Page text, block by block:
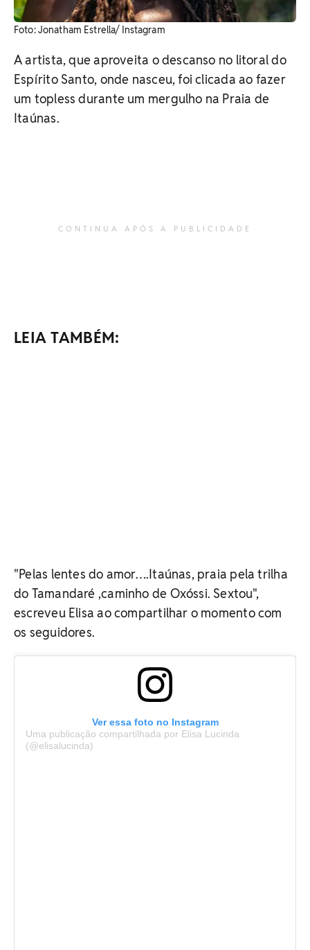
Foto: Jonatham Estrella/ Instagram
A artista, que aproveita o descanso no litoral do
Espírito Santo, onde nasceu, foi clicada ao fazer
um topless durante um mergulho na Praia de
Itaúnas.
CONTINUA APÓS A PUBLICIDADE
LEIA TAMBÉM:
"Pelas lentes do amor….Itaúnas, praia pela trilha
do Tamandaré ,caminho de Oxóssi. Sextou",
escreveu Elisa ao compartilhar o momento com
os seguidores.
Ver essa foto no Instagram
Uma publicação compartilhada por Elisa Lucinda
(@elisalucinda)